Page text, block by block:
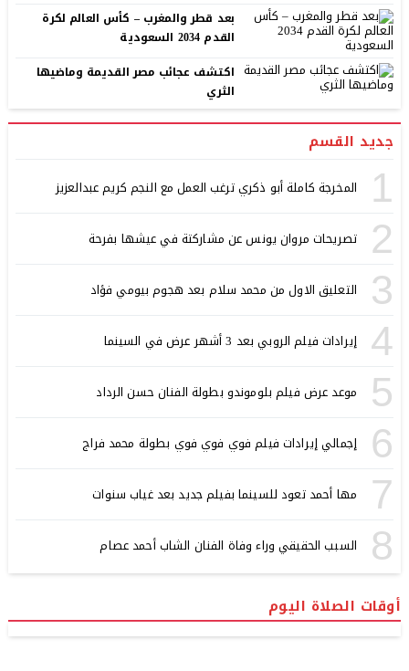
بعد قطر والمغرب – كأس العالم لكرة
القدم 2034 السعودية
اكتشف عجائب مصر القديمة وماضيها
الثري
جديد القسم
1 المخرجة كاملة أبو ذكري ترغب العمل مع النجم كريم عبدالعزيز
2 تصريحات مروان يونس عن مشاركتة في عيشها بفرحة
3 التعليق الاول من محمد سلام بعد هجوم بيومي فؤاد
4 إيرادات فيلم الروبي بعد 3 أشهر عرض في السينما
5 موعد عرض فيلم بلوموندو بطولة الفنان حسن الرداد
6 إجمالي إيرادات فيلم فوي فوي فوي بطولة محمد فراج
7 مها أحمد تعود للسينما بفيلم جديد بعد غياب سنوات
8 السبب الحقيقي وراء وفاة الفنان الشاب أحمد عصام
أوقات الصلاة اليوم